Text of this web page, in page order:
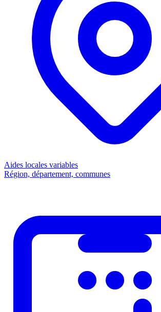
Aides locales variables
Région, département, communes